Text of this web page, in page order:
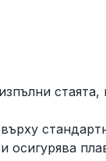
осигурява